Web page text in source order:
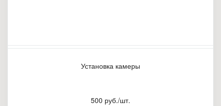
Установка камеры
500 руб./шт.